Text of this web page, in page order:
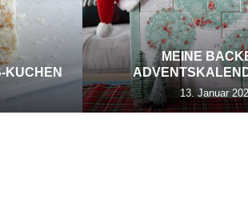
KUCHEN
MEINE
13. Januar